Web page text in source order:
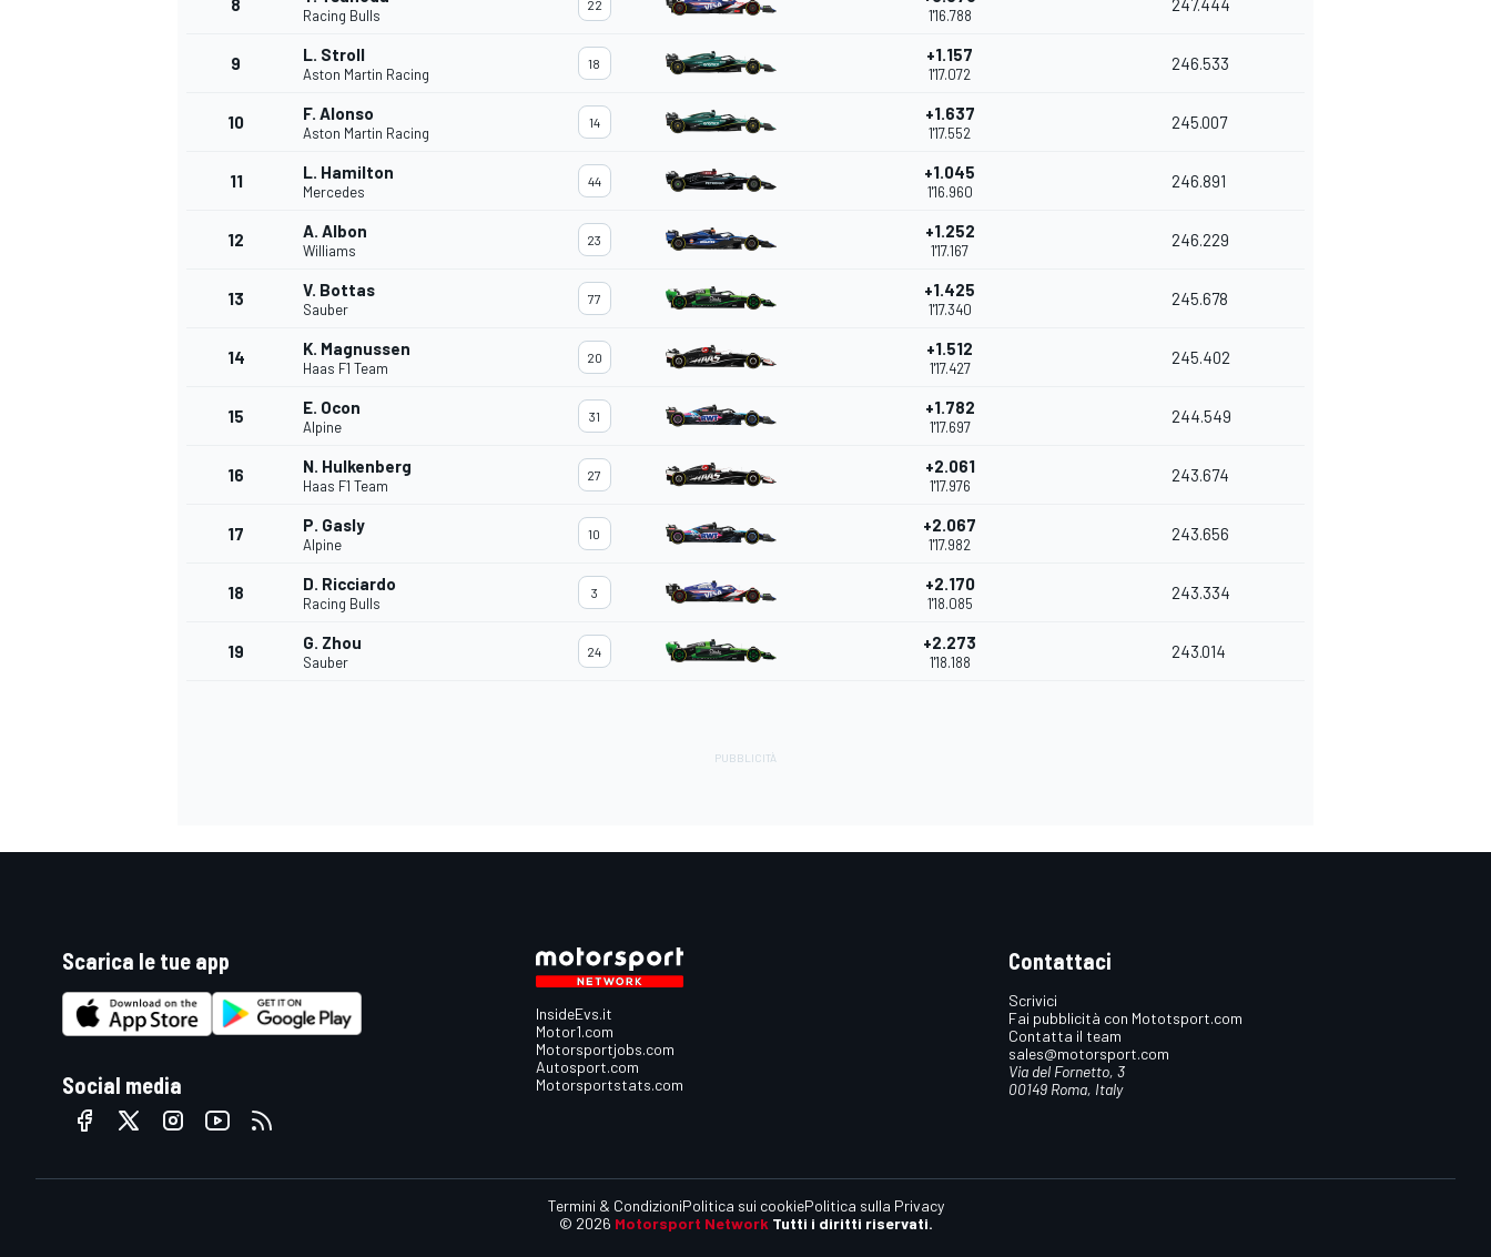
MONOPOSTO
8
Racing Bulls
22
1'16.788
247.444
9 L. Stroll
Aston Martin Racing
18 +1.157
1'17.072
246.533
10 F. Alonso
Aston Martin Racing
14 +1.637
1'17.552
245.007
11 L. Hamilton
Mercedes
44 +1.045
1'16.960
246.891
12 A. Albon
Williams
23 +1.252
1'17.167
246.229
13 V. Bottas
Sauber
77 +1.425
1'17.340
245.678
14 K. Magnussen
Haas F1 Team
20 +1.512
1'17.427
245.402
15 E. Ocon
Alpine
31 +1.782
1'17.697
244.549
16 N. Hulkenberg
Haas F1 Team
27 +2.061
1'17.976
243.674
17 P. Gasly
Alpine
10 +2.067
1'17.982
243.656
18 D. Ricciardo
Racing Bulls
3 +2.170
1'18.085
243.334
19 G. Zhou
Sauber
24 +2.273
1'18.188
243.014
Scarica le tue app
Social media
InsideEvs.it
Motor1.com
Motorsportjobs.com
Autosport.com
Motorsportstats.com
Contattaci
Scrivici
Fai pubblicità con Mototsport.com
Contatta il team
sales@motorsport.com
Via del Fornetto, 3
00149 Roma, Italy
© 2026 Motorsport Network Tutti i diritti riservati.
Termini & CondizioniPolitica sui cookiePolitica sulla Privacy